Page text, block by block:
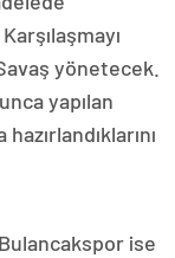
yönetecek.
yapılan
ise